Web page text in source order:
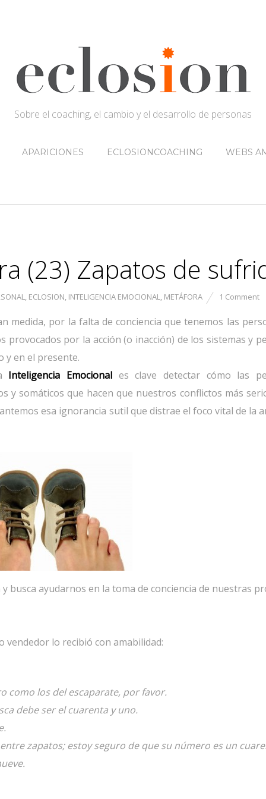
Sobre el coaching, el cambio y el desarrollo de personas
APARICIONES ECLOSIONCOACHING WEBS
(23) Zapatos de
, ECLOSION, INTELIGENCIA EMOCIONAL, METÁFORA 1 Comment
medida, por la falta de conciencia que tenemos las
por la acción (o inacción) de los sistemas y
y en el presente.
Inteligencia Emocionales clave detectar cómo las
y somáticos que hacen que nuestros conflictos más
esa ignorancia sutil que distrae el foco vital de la
busca ayudarnos en la toma de conciencia de nuestras
lo recibió con amabilidad:
como los del escaparate, por favor.
debe ser el cuarenta y uno.
zapatos; estoy seguro de que su número es un